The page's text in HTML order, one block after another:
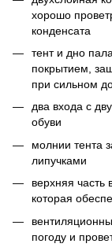
хорошо
конденсата
тент и дно
покрытием,
при сильном
два входа с
обуви
молнии тента
липучками
верхняя часть
которая
погоду и